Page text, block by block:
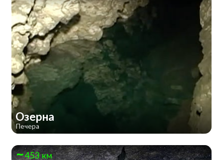
Озерна
Печера
453 км